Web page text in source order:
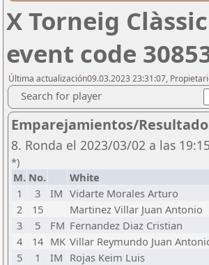
X Torneig
event code
Última actualización09.03.2023 23:31:07,
Search for player
Emparejamientos/
8. Ronda el 2023/03/02 a las 19:15
*)
M. No. White
1
3 IM Vidarte Morales Arturo
2
15 Martinez Villar Juan Antonio
3
5 FM Fernandez Diaz Cristian
4
14 MK Villar Reymundo Juan
5
1 IM Rojas Keim Luis